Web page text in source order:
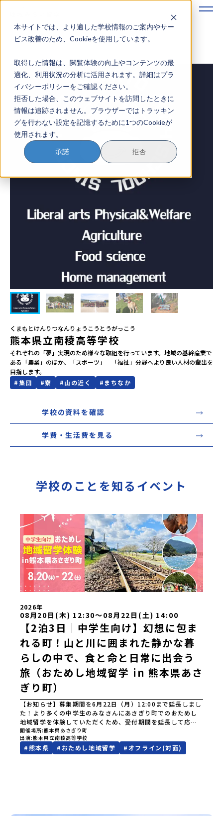
本サイトでは、より適した学校情報のご案内やサー
ビス改善のため、Cookieを使用しています。
取得した情報は、閲覧体験の向上やコンテンツの最
適化、利用状況の分析に活用されます。詳細はプラ
イバシーポリシーをご確認ください。
拒否した場合、このウェブサイトを訪問したときに
情報は追跡されません。ブラウザーではトラッキン
グを行わない設定を記憶するために1つのCookieが
使用されます。
承諾 拒否
地域みらい留学のすすめかた
地域みらい留学とは
学校を探す
イベントを探す
おためし地域留学
マガジン
奨学金について
MYページログイン
くまもとけんりつなんりょうこうとうがっこう
熊本県立南稜高等学校
それぞれの「夢」実現のため様々な取組を行っています。地域の基幹産業で
ある「農業」のほか、「スポーツ」　「福祉」分野へより良い人材の輩出を
目指します。
#集団 #寮 #山の近く # まちなか
学校の資料を確認
学費・生活費を見る
学校のことを知るイベント
2026年
08月20日(木) 12:30〜08月22日(土) 14:00
【2泊3日｜中学生向け】幻想に包ま
れる町！山と川に囲まれた静かな暮
らしの中で、食と命と日常に出会う
旅（おためし地域留学 in 熊本県あさ
ぎり町）
【お知らせ】募集期間を6月22日（月）12:00まで延長しまし
た！より多くの中学生のみなさんにあさぎり町でのおためし
地域留学を体験していただくため、受付期間を延長して応募
をお待ちしております。「申し込みのタイミングを逃してし
まった」という方も、この機会にぜひ一歩踏み出してみませ
んか？※都合により締め切りを早める場合がございます。お
開催場所 熊本県あさぎり町
出演 熊本県立南稜高等学校
#熊本県 # おためし地域留学 #オフライン(対面)